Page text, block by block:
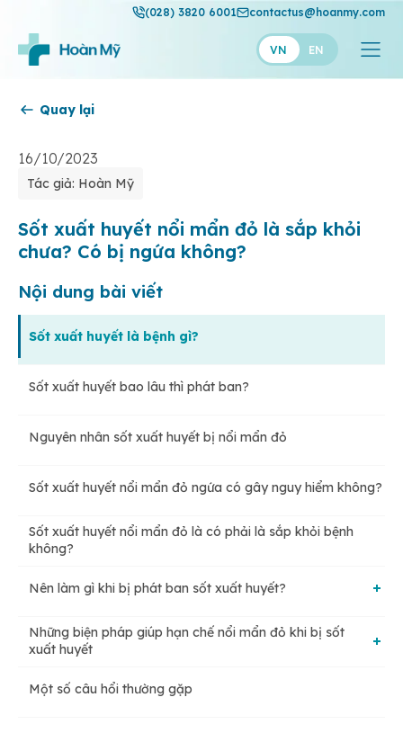
(028) 3820 6001 contactus@hoanmy.com
VN EN
Thuận Mỹ
Quay lại
16/10/2023
Tác giả: Hoàn Mỹ
Sốt xuất huyết nổi mẩn đỏ là sắp khỏi
chưa? Có bị ngứa không?
Nội dung bài viết
Sốt xuất huyết là bệnh gì?
Sốt xuất huyết bao lâu thì phát ban?
Nguyên nhân sốt xuất huyết bị nổi mẩn đỏ
Sốt xuất huyết nổi mẩn đỏ ngứa có gây nguy hiểm không?
Sốt xuất huyết nổi mẩn đỏ là có phải là sắp khỏi bệnh
không?
Nên làm gì khi bị phát ban sốt xuất huyết?
Nghỉ ngơi và bù nước
Những biện pháp giúp hạn chế nổi mẩn đỏ khi bị sốt
xuất huyết
Mặc quần áo thoải mái, rộng rãi
Một số câu hổi thường gặp